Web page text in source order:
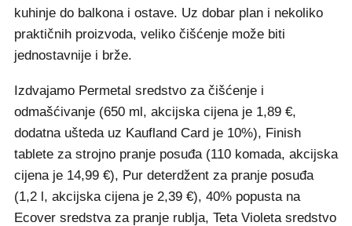
kuhinje do balkona i ostave. Uz dobar plan i nekoliko
praktičnih proizvoda, veliko čišćenje može biti
jednostavnije i brže.
Izdvajamo Permetal sredstvo za čišćenje i
odmašćivanje (650 ml, akcijska cijena je 1,89 €,
dodatna ušteda uz Kaufland Card je 10%), Finish
tablete za strojno pranje posuđa (110 komada, akcijska
cijena je 14,99 €), Pur deterdžent za pranje posuđa
(1,2 l, akcijska cijena je 2,39 €), 40% popusta na
Ecover sredstva za pranje rublja, Teta Violeta sredstvo